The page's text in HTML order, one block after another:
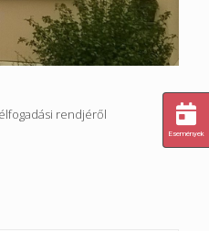
rendjéről
Események